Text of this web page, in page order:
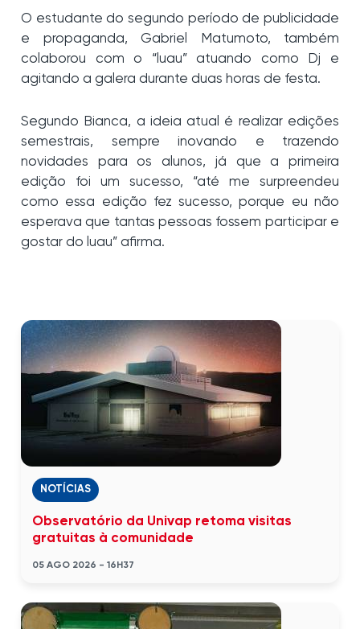
O estudante do segundo período de publicidade
e propaganda, Gabriel Matumoto, também
colaborou com o “luau” atuando como Dj e
agitando a galera durante duas horas de festa.
Segundo Bianca, a ideia atual é realizar edições
semestrais, sempre inovando e trazendo
novidades para os alunos, já que a primeira
edição foi um sucesso, “até me surpreendeu
como essa edição fez sucesso, porque eu não
esperava que tantas pessoas fossem participar e
gostar do luau” afirma.
NOTÍCIAS
Observatório da Univap retoma visitas
gratuitas à comunidade
05 AGO 2026 - 16H37